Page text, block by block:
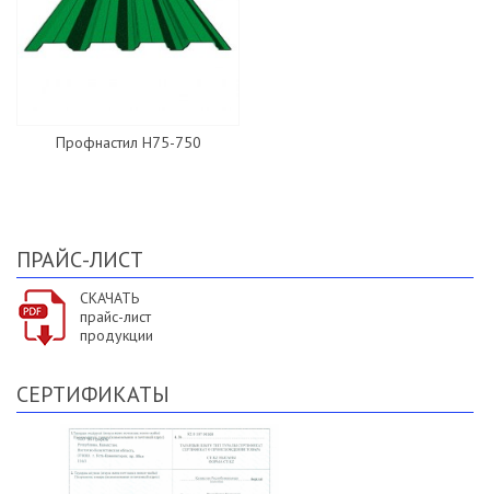
Профнастил H75-750
ПРАЙС-ЛИСТ
СКАЧАТЬ
прайс-лист
продукции
СЕРТИФИКАТЫ